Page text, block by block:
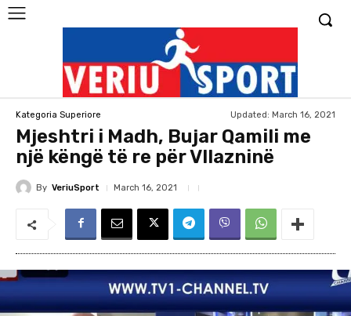
Kategoria Superiore Updated: March 16, 2021
Mjeshtri i Madh, Bujar Qamili me
një këngë të re për Vllazninë
By VeriuSport March 16, 2021